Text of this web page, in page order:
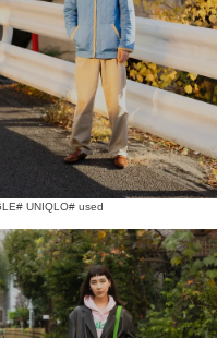
# UNIQLO# used